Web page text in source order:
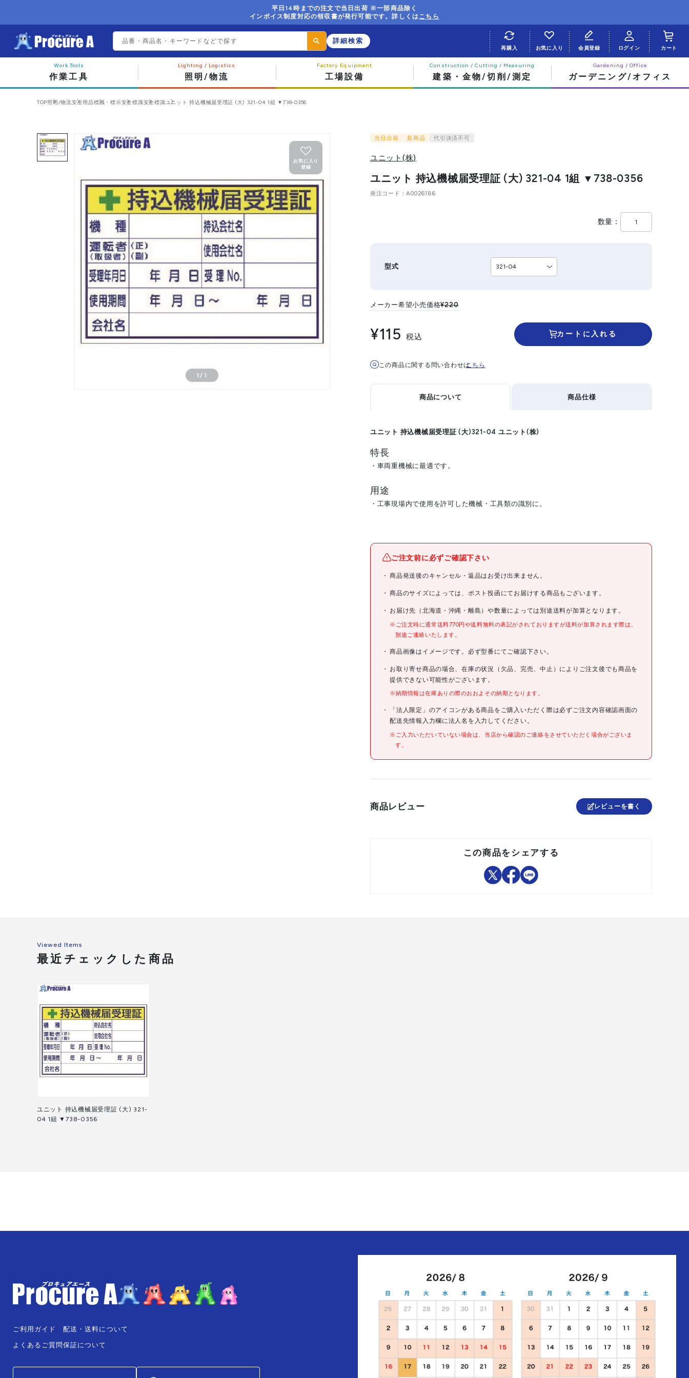
平日14時までの注文で当日出荷 ※一部商品除く
インボイス制度対応の領収書が発行可能です。詳しくはこちら
詳細検索
作業工具 照明/物流 工場設備 建築・金物/切削/測定 ガーデニング/オフィス
再購入 お気に入り 会員登録 ログイン カート
TOP照明/物流安全用品標識・標示安全標識安全標識ユニット 持込機械届受理証 (大) 321-04 1組 ▼738-0356
1 / 1
お気に入り
登録
当日出荷 新商品 代引決済不可
ユニット(株)
ユニット 持込機械届受理証 (大) 321-04 1組 ▼738-0356
発注コード A0026186
数量
型式
メーカー希望小売価格¥220
¥115 税込 カートに入れる
この商品に関する問い合わせはこちら
商品について
ユニット 持込機械届受理証 (大)321-04 ユニット(株)
特長
・車両重機械に最適です。
用途
・工事現場内で使用を許可した機械・工具類の識別に。
商品仕様
ブランド名 ユニット
商品名 ユニット 持込機械届受理証 (大)
型式 321-04
JANコード 4582183910131
仕様
●表示内容:＋持込機械届受理証(機種・持込会社名・運転者(取
●取付仕様:粘着シール
●縦(mm):100
●横(mm):150
●厚さ(mm):0.08
ご注文前に必ずご確認下さい
商品発送後のキャンセル・返品はお受け出来ません。
商品のサイズによっては、ポスト投函にてお届けする商品もございます。
お届け先（北海道・沖縄・離島）や数量によっては別途送料が加算となります。
※ご注文時に通常送料770円や送料無料の表記がされておりますが送料が加算されます際は、
別途ご連絡いたします。
商品画像はイメージです。必ず型番にてご確認下さい。
お取り寄せ商品の場合、在庫の状況（欠品、完売、中止）によりご注文後でも商品を
提供できない可能性がございます。
※納期情報は在庫ありの際のおおよその納期となります。
「法人限定」のアイコンがある商品をご購入いただく際は必ずご注文内容確認画面の
配送先情報入力欄に法人名を入力してください。
※ご入力いただいていない場合は、当店から確認のご連絡をさせていただく場合がございま
す。
商品レビュー レビューを書く
この商品をシェアする
Viewed Items
最近チェックした商品
ユニット 持込機械届受理証 (大) 321-
04 1組 ▼738-0356
ご利用ガイド
よくあるご質問
配送・送料について
保証について